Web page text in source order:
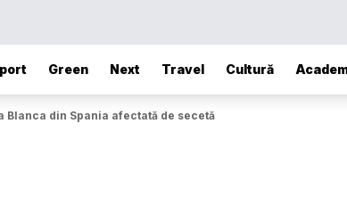
Green Next Travel Cultură
Blanca din Spania afectată de secetă